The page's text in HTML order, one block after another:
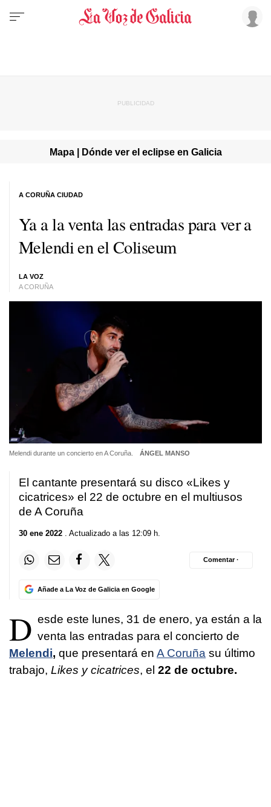
Mapa | Dónde ver el eclipse en Galicia
Ya a la venta las entradas para ver a
Melendi en el Coliseum
LA VOZ
A CORUÑA
A CORUÑA CIUDAD
Melendi durante un concierto en A Coruña. ÁNGEL MANSO
El cantante presentará su disco «Likes y
cicatrices» el 22 de octubre en el multiusos
de A Coruña
30 ene 2022 . Actualizado a las 12:09 h.
Añade a La Voz de Galicia en Google
Comentar ·
D esde este lunes, 31 de enero, ya están a la
venta las entradas para el concierto de
Melendi, que presentará en A Coruña su último
trabajo, Likes y cicatrices, el 22 de octubre.